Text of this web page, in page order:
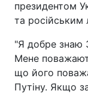
президентом
та
"Я добре знаю
Мене
що його
Путіну. Якщо